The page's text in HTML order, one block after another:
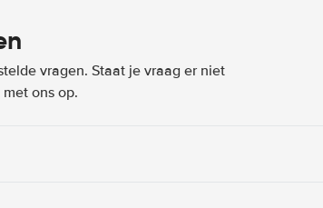
vragen. Staat je vraag er niet
met ons op.